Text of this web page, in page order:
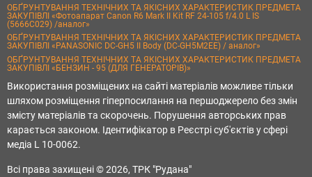
ОБҐРУНТУВАННЯ ТЕХНІЧНИХ ТА ЯКІСНИХ ХАРАКТЕРИСТИК ПРЕДМЕТА
ЗАКУПІВЛІ «Фотоапарат Canon R6 Mark II Kit RF 24-105 f/4.0 L IS
(5666C029) /аналог»
ОБҐРУНТУВАННЯ ТЕХНІЧНИХ ТА ЯКІСНИХ ХАРАКТЕРИСТИК ПРЕДМЕТА
ЗАКУПІВЛІ «PANASONIC DC-GH5 II Body (DC-GH5M2EE) / аналог»
ОБҐРУНТУВАННЯ ТЕХНІЧНИХ ТА ЯКІСНИХ ХАРАКТЕРИСТИК ПРЕДМЕТА
ЗАКУПІВЛІ «БЕНЗИН - 95 (ДЛЯ ГЕНЕРАТОРІВ)»
Використання розміщених на сайті матеріалів можливе тільки
шляхом розміщення гіперпосилання на першоджерело без змін
змісту матеріалів та скорочень. Порушення авторських прав
карається законом. Ідентифікатор в Реєстрі суб'єктів у сфері
медіа L 10-0062.
Всі права захищені © 2026, ТРК "Рудана"